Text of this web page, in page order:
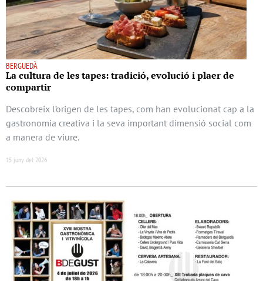
BERGUEDÀ
La cultura de les tapes: tradició, evolució i plaer de
compartir
Descobreix l’origen de les tapes, com han evolucionat cap a la
gastronomia creativa i la seva important dimensió social com
a manera de viure.
15 juny del 2026